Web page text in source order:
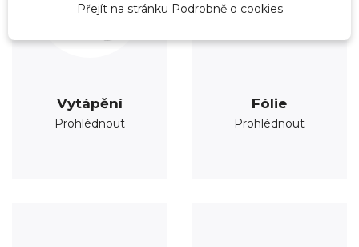
Vytápění
Prohlédnout
Fólie
Prohlédnout
Přejít na stránku Podrobně o cookies